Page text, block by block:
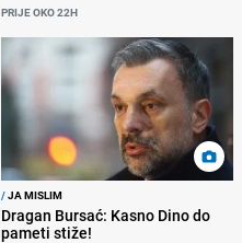
PRIJE OKO 22H
/JA MISLIM
Dragan Bursać: Kasno Dino do
pameti stiže!